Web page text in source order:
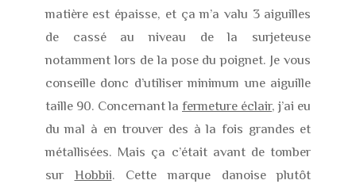
matière est épaisse, et ça m’a valu 3 aiguilles
de cassé au niveau de la surjeteuse
notamment lors de la pose du poignet. Je vous
conseille donc d’utiliser minimum une aiguille
taille 90. Concernant la fermeture éclair, j’ai eu
du mal à en trouver des à la fois grandes et
métallisées. Mais ça c’était avant de tomber
sur Hobbii. Cette marque danoise plutôt